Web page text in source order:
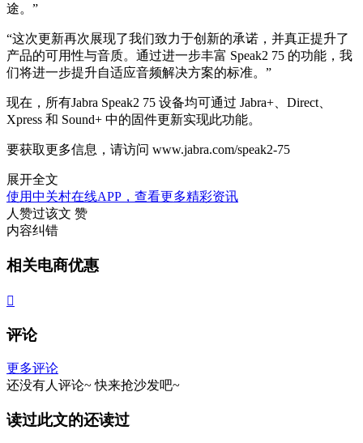
途。”
“这次更新再次展现了我们致力于创新的承诺，并真正提升了
产品的可用性与音质。 通过进一步丰富 Speak2 75 的功能 ，我
们将进一步提升自适应音频解决方案的标准。 ”
现在，所有Jabra Speak2 75 设备均可通过 Jabra+、Direct、
Xpress 和 Sound+ 中的固件更新实现此功能。
要获取更多信息，请访问 www.jabra.com/speak2-75
展开全文
使用中关村在线APP，查看更多精彩资讯
人赞过该文 赞
内容纠错
相关电商优惠

评论
更多评论
还没有人评论~ 快来抢沙发吧~
读过此文的还读过